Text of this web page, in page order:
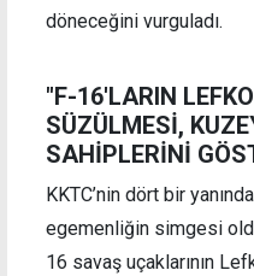
döneceğini vurguladı.
"F-16'LARIN
SÜZÜLMESİ,
SAHİPLERİNİ
KKTC’nin dört bir
egemenliğin simgesi
16 savaş uçaklarının